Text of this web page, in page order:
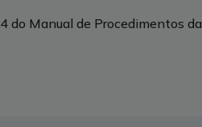
do Manual de Procedimentos da